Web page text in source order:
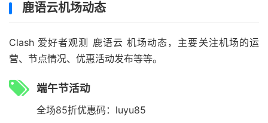
鹿语云机场动态
Clash 爱好者观测 鹿语云 机场动态，主要关注机场的运
营、节点情况、优惠活动发布等等。
端午节活动
全场85折优惠码：luyu85